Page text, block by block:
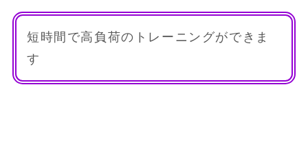
短時間で高負荷のトレーニングができま
す